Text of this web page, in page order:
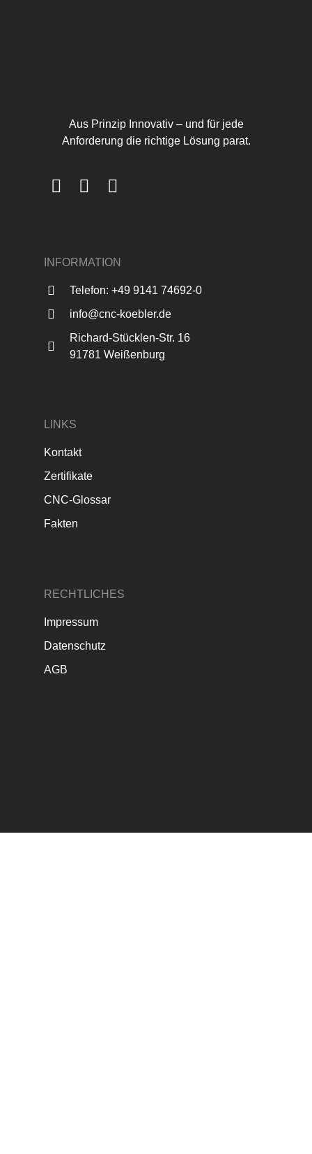
Aus Prinzip Innovativ – und für jede
Anforderung die richtige Lösung parat.
INFORMATION
Telefon: +49 9141 74692-0
info@cnc-koebler.de
Richard-Stücklen-Str. 16
91781 Weißenburg
LINKS
Kontakt
Zertifikate
CNC-Glossar
Fakten
RECHTLICHES
Impressum
Datenschutz
AGB